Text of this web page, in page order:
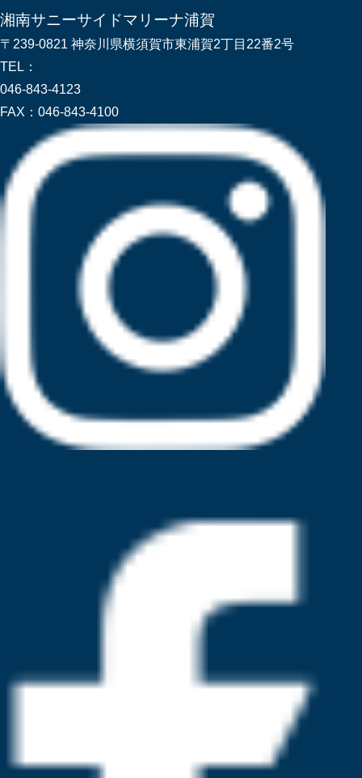
湘南サニーサイドマリーナ浦賀
〒239-0821 神奈川県横須賀市東浦賀2丁目22番2号
TEL：
046-843-4123
FAX： 046-843-4100